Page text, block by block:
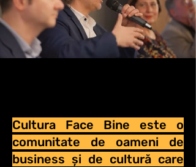
Cultura Face Bine este o
comunitate de oameni de
business și de cultură care